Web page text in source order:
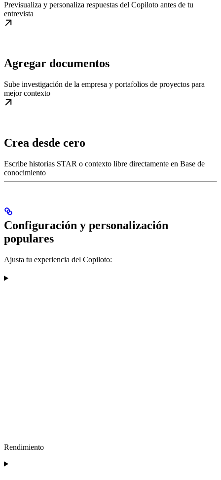
Previsualiza y personaliza respuestas del Copiloto antes de tu
entrevista
Agregar documentos
Sube investigación de la empresa y portafolios de proyectos para
mejor contexto
Crea desde cero
Escribe historias STAR o contexto libre directamente en Base de
conocimiento
Configuración y personalización
populares
Ajusta tu experiencia del Copiloto:
Rendimiento